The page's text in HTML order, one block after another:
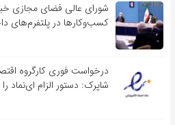
کسب‌و‌کارها در پلتفرم‌های
درخواست فوری کارگروه
شاپرک: دستور الزام ای‌نماد